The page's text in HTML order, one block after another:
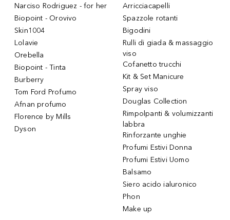
Narciso Rodriguez - for her
Biopoint - Orovivo
Skin1004
Lolavie
Orebella
Biopoint - Tinta
Burberry
Tom Ford Profumo
Afnan profumo
Florence by Mills
Dyson
Arricciacapelli
Spazzole rotanti
Bigodini
Rulli di giada & massaggio
viso
Cofanetto trucchi
Kit & Set Manicure
Spray viso
Douglas Collection
Rimpolpanti & volumizzanti
labbra
Rinforzante unghie
Profumi Estivi Donna
Profumi Estivi Uomo
Balsamo
Siero acido ialuronico
Phon
Make up